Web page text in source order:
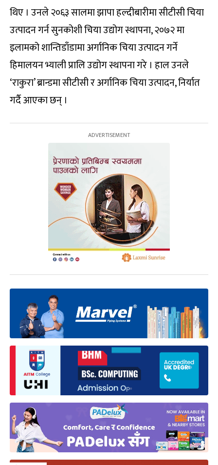
थिए । उनले २०६३ सालमा झापा हल्दीबारीमा सीटीसी चिया
उत्पादन गर्न सुनकोशी चिया उद्योग स्थापना, २०७२ मा
इलामको शान्तिडाँडामा अर्गानिक चिया उत्पादन गर्ने
हिमालयन भ्याली प्रालि उद्योग स्थापना गरे । हाल उनले
‘राकुरा’ ब्रान्डमा सीटीसी र अर्गानिक चिया उत्पादन, निर्यात
गर्दै आएका छन् ।